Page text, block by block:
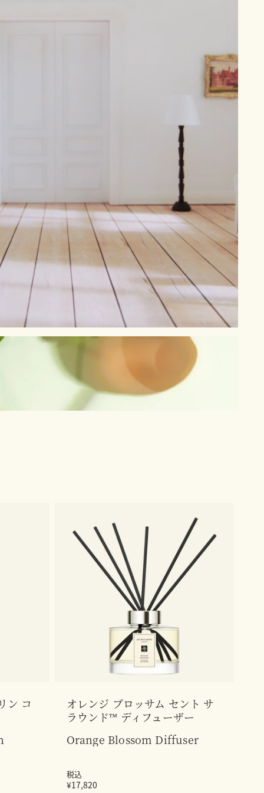
ン コ
オレンジ ブロッサム セント サ
ラウンド™ ディフューザー
Orange Blossom Diffuser
税込
¥17,820